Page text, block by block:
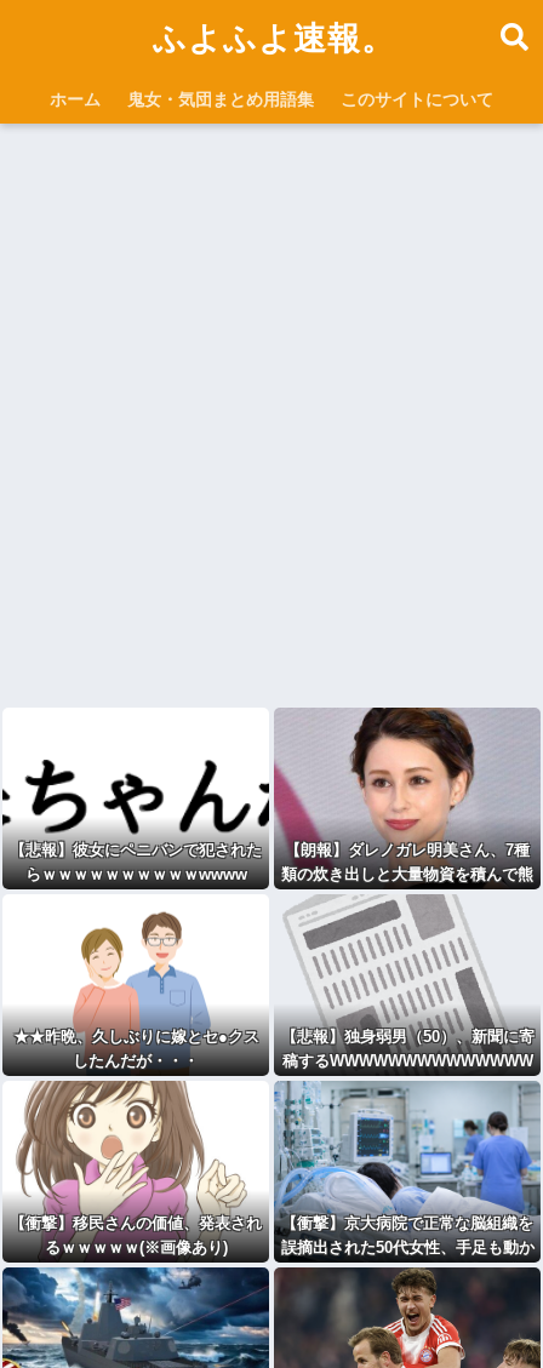
ふよふよ速報。
ホーム 鬼女・気団まとめ用語集 このサイトについて
【悲報】彼女にペニバンで犯された
らｗｗｗｗｗｗｗｗｗｗwwww
【朗報】ダレノガレ明美さん、7種
類の炊き出しと大量物資を積んで熊
本へ・・・・・・・・・
★★昨晩、久しぶりに嫁とセ●クス
したんだが・・・
【悲報】独身弱男（50）、新聞に寄
稿するWWWWWWWWWWWWWW
WWWWWWWWWWWWWWWWW
WWWWWWWWWWWWWWWWW
WWWWWW
【衝撃】移民さんの価値、発表され
るｗｗｗｗｗ(※画像あり)
【衝撃】京大病院で正常な脳組織を
誤摘出された50代女性、手足も動か
せず自発呼吸もできない重篤状態
に…「意識はある」